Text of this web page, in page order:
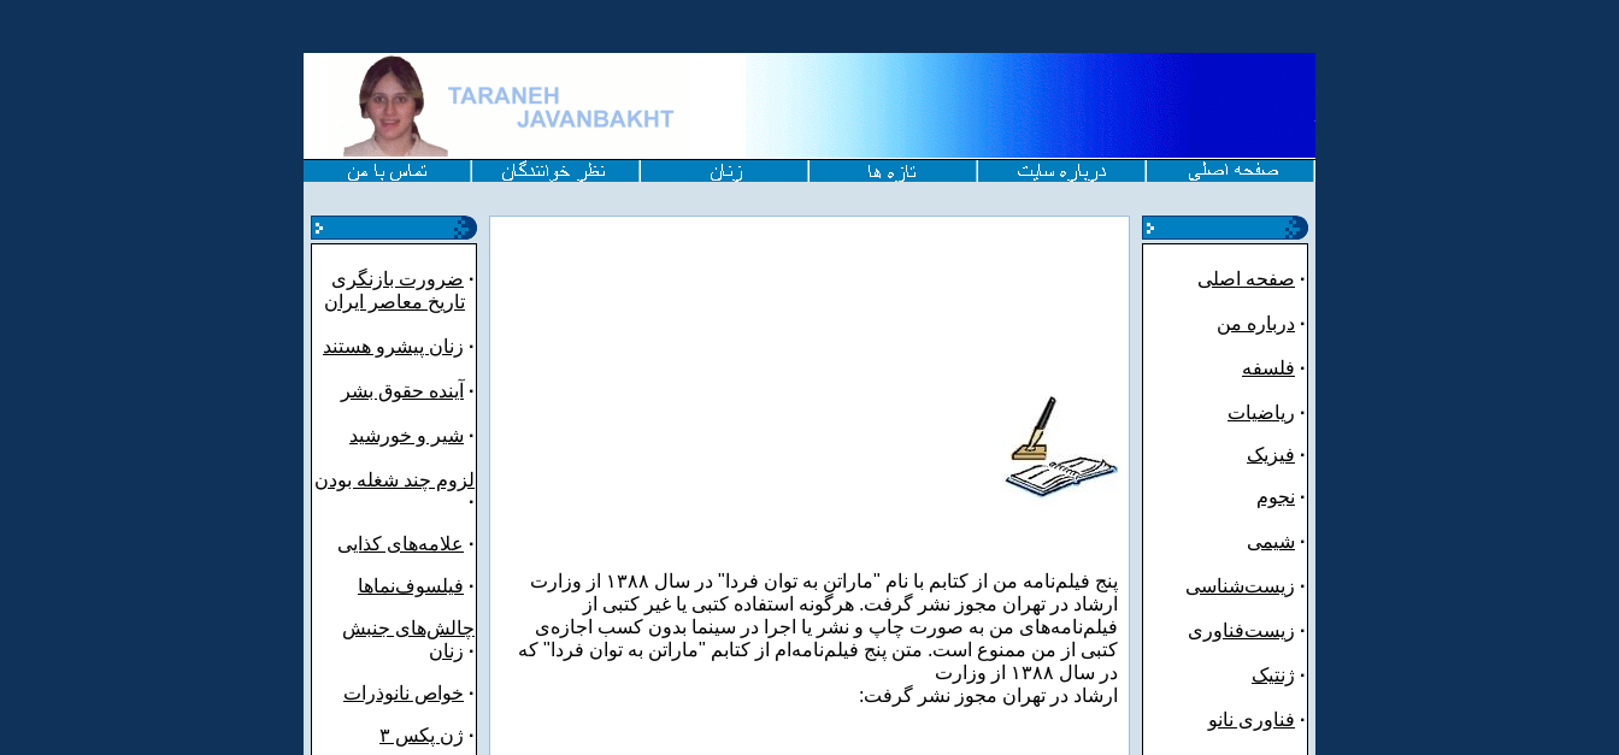
ضرورت بازنگری ·
تاریخ معاصر ایران
زنان پیشرو هستند ·
آینده حقوق بشر ·
شیر و خورشید ·
لزوم چند شغله بودن
·
علامه‌های کذایی ·
فیلسوف‌نماها ·
چالش‌های جنبش
زنان ·
خواص نانوذرات ·
ژن پکس ۳ ·
پنج فیلم‌نامه من از کتابم با نام "ماراتن به توان فردا" در سال ۱۳۸۸ از وزارت
ارشاد در تهران مجوز نشر گرفت. هرگونه استفاده کتبی یا غیر کتبی از
فیلم‌نامه‌های من به صورت چاپ و نشر یا اجرا در سینما بدون کسب اجازه‌ی
کتبی از من ممنوع است. متن پنج فیلم‌نامه‌ام از کتابم "ماراتن به توان فردا" که
در سال‌ ۱۳۸۸ از وزارت
:ارشاد در تهران مجوز نشر گرفت
صفحه اصلی ·
درباره من ·
فلسفه ·
ریاضیات ·
فیزیک ·
نجوم ·
شیمی ·
زیست‌شناسی ·
زیست‌فناوری ·
ژنتیک ·
فناوری نانو ·